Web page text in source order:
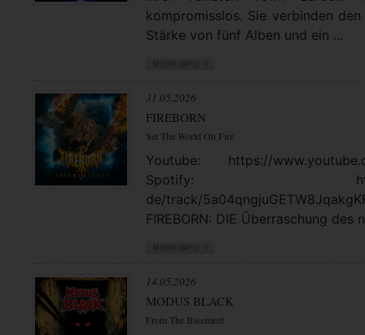
kompromisslos. Sie verbinden
Stärke von fünf Alben und ein ...
31.05.2026
FIREBORN
Set The World On Fire
Youtube: https://
Spotify: https://
de/track/
FIREBORN: DIE Überraschung des
14.05.2026
MODUS BLACK
From The Basement